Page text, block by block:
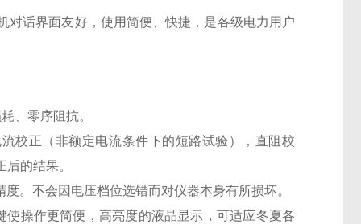
对话界面友好，使用简便、快捷，是各级电力用户
、零序阻抗。
校正（非额定电流条件下的短路试验），直阻校
的结果。
。不会因电压档位选错而对仪器本身有所损坏。
操作更简便，高亮度的液晶显示，可适应冬夏各